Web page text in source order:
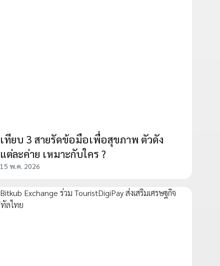
เทียบ 3 สายรัดข้อมือเพื่อสุขภาพ ตัวดัง
แต่ละค่าย เหมาะกับใคร ?
15 พ.ค. 2026